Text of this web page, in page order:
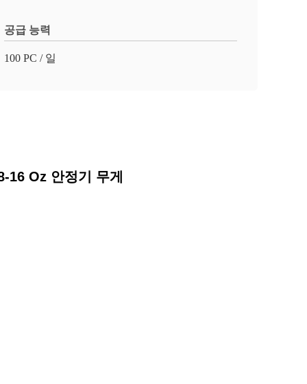
공급 능력
100 PC / 일
Oz 안정기 무게